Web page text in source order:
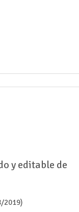
y editable de
2019)